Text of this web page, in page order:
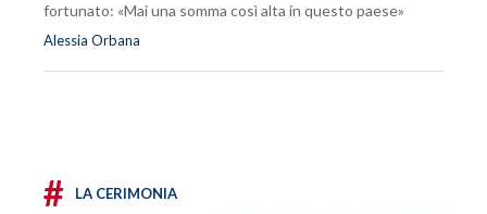
fortunato: «Mai una somma così alta in questo paese»
Alessia Orbana
# LA CERIMONIA